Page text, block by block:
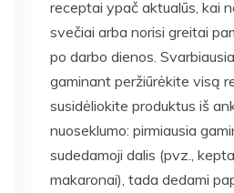
receptai ypač aktualūs, kai
svečiai arba norisi greitai
po darbo dienos.
gaminant peržiūrėkite visą
susidėliokite produktus iš
nuoseklumo: pirmiausia
sudedamoji dalis (pvz.,
makaronai), tada dedami